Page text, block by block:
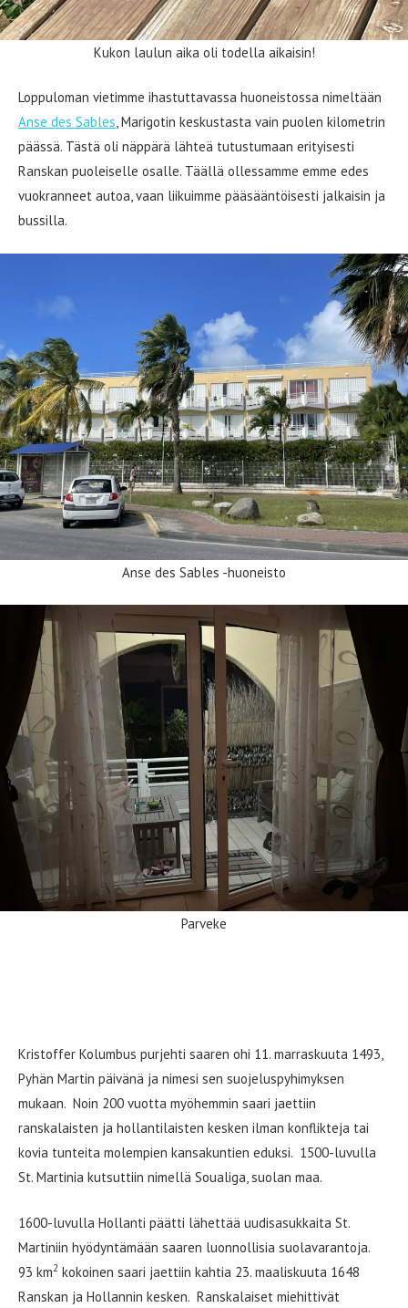
Kukon laulun aika oli todella aikaisin!
Loppuloman vietimme ihastuttavassa huoneistossa nimeltään
Anse des Sables, Marigotin keskustasta vain puolen kilometrin
päässä. Tästä oli näppärä lähteä tutustumaan erityisesti
Ranskan puoleiselle osalle. Täällä ollessamme emme edes
vuokranneet autoa, vaan liikuimme pääsääntöisesti jalkaisin ja
bussilla.
Anse des Sables -huoneisto
Parveke
Kristoffer Kolumbus purjehti saaren ohi 11. marraskuuta 1493,
Pyhän Martin päivänä ja nimesi sen suojeluspyhimyksen
mukaan. Noin 200 vuotta myöhemmin saari jaettiin
ranskalaisten ja hollantilaisten kesken ilman konflikteja tai
kovia tunteita molempien kansakuntien eduksi. 1500-luvulla
St. Martinia kutsuttiin nimellä Soualiga, suolan maa.
1600-luvulla Hollanti päätti lähettää uudisasukkaita St.
Martiniin hyödyntämään saaren luonnollisia suolavarantoja.
93 km2 kokoinen saari jaettiin kahtia 23. maaliskuuta 1648
Ranskan ja Hollannin kesken. Ranskalaiset miehittivät